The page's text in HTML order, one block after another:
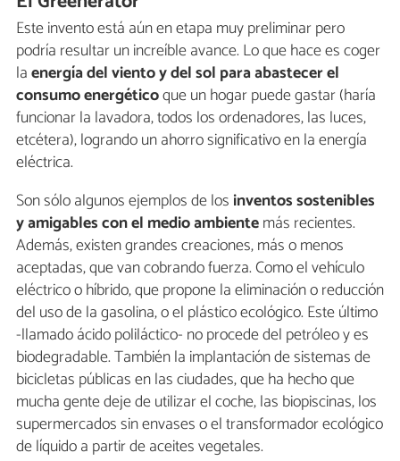
Este invento está aún en etapa muy preliminar pero
podría resultar un increíble avance. Lo que hace es coger
laenergía del viento y del sol para abastecer el
consumo energéticoque un hogar puede gastar (haría
funcionar la lavadora, todos los ordenadores, las luces,
etcétera), logrando un ahorro significativo en la energía
eléctrica.
Son sólo algunos ejemplos de los inventos sostenibles
y amigables con el medio ambientemás recientes.
Además, existen grandes creaciones, más o menos
aceptadas, que van cobrando fuerza. Como el vehículo
eléctrico o híbrido, que propone la eliminación o reducción
del uso de la gasolina, o el plástico ecológico. Este último
-llamado ácido poliláctico- no procede del petróleo y es
biodegradable. También la implantación de sistemas de
bicicletas públicas en las ciudades, que ha hecho que
mucha gente deje de utilizar el coche, las biopiscinas, los
supermercados sin envases o el transformador ecológico
de líquido a partir de aceites vegetales.